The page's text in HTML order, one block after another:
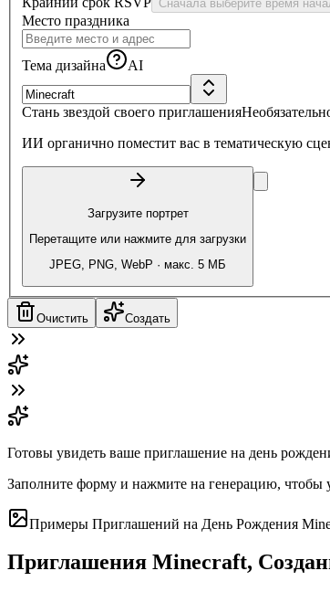
Сначала выберите время
Место праздника
Тема дизайна AI
Стань звездой своего приглашения
ИИ органично поместит вас в тематическую
Загрузите портрет
Перетащите или нажмите для загрузки
JPEG, PNG, WebP · макс. 5 МБ
Очистить Создать
Готовы увидеть ваше приглашение на день
Заполните форму и нажмите на генерацию, чтобы
Примеры Приглашений на День Рождения
Приглашения Minecraft,